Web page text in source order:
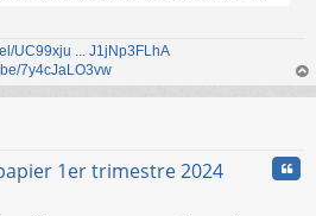
UC99xju ... J1jNp3FLhA
7y4cJaLO3vw
au
1er trimestre 2024